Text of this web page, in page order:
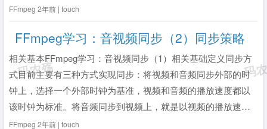
FFmpeg 的跨平台视频播放器简明教程（四）：像素格式与格
FFmpeg 2年前 | touch
FFmpeg学习：音视频同步（2）同步策略
相关基本FFmpeg学习：音视频同步（1）相关基础定义同步方
式目前主要有三种方式实现同步：将视频和音频同步外部的时
钟上，选择一个外部时钟为基准，视频和音频的播放速度都以
该时钟为标准。将音频同步到视频上，就是以视频的播放速度
为基准来同步音频。将视频同步到音频上，就是以音频的播放
FFmpeg 2年前 | touch